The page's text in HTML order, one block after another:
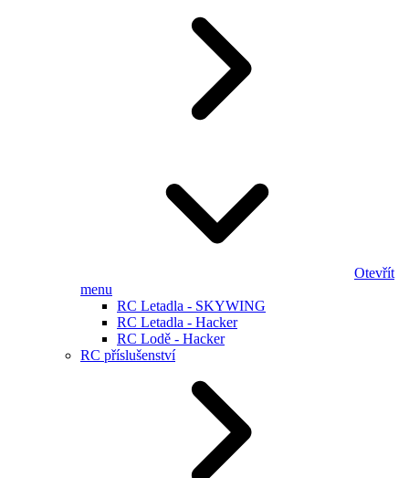
Otevřít
menu
RC Letadla - SKYWING
RC Letadla - Hacker
RC Lodě - Hacker
RC příslušenství